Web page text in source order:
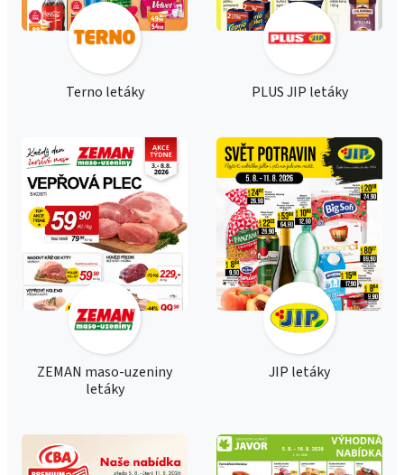
Terno letáky PLUS JIP letáky
ZEMAN maso-uzeniny
letáky
JIP letáky